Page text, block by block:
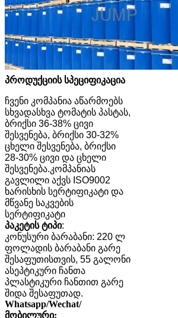
პროდუქციის სპეციფიკაცია
ჩვენი კომპანია აწარმოებს
სხვადასხვა ტომატის პასტას,
ბრიქსი 36-38% ცივი
შესვენება, ბრიქსი 30-32%
ცხელი შესვენება, ბრიქსი
28-30% ცივი და ცხელი
შესვენება.კომპანიას
გავლილი აქვს ISO9002
ხარისხის სერტიფიკატი და
მწვანე საკვების
სერტიფიკატი
პაკეტის ტიპი:
კონუსური ბარაბანი: 220 ლ
ფოლადის ბარაბანი გარე
შესაფუთისთვის, 55 გალონი
ასეპტიკური ჩანთა
პლასტიკური ჩანთით გარე
შიდა შესაფუთად.
Whatsapp/Wechat/
მობილური: